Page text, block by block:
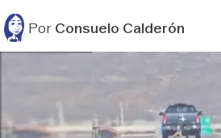
PorConsuelo Calderón